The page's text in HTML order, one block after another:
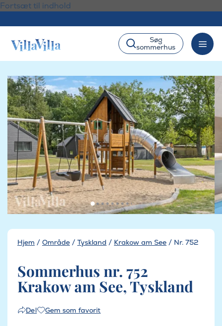
Fortsæt til indhold
Søg
sommerhus
Hjem / Område / Tyskland / Krakow am See / Nr. 752
Sommerhus nr. 752
Krakow am See, Tyskland
Del Gem som favorit